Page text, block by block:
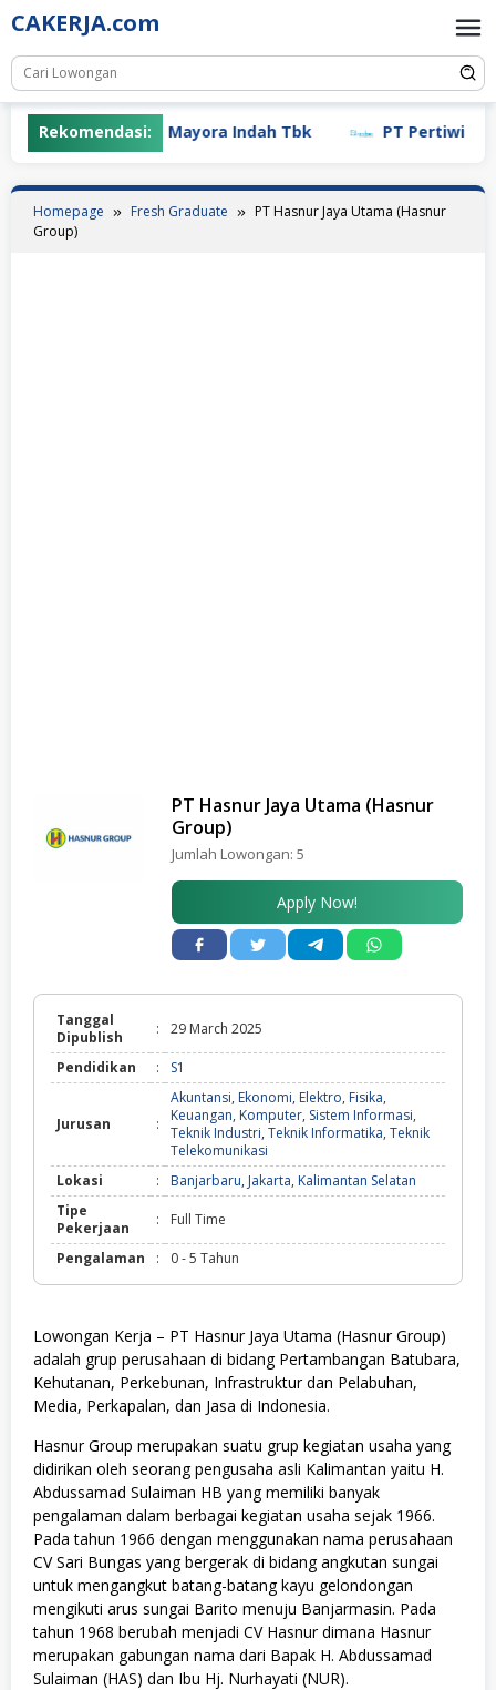
Skip
to
content
CAKERJA.com
Rekomendasi:PT Mayora Indah Tbk PT Pertiwi Agung
Homepage Fresh Graduate
PT Hasnur Jaya Utama (Hasnur
Group)
PT Hasnur Jaya Utama (Hasnur
Group)
Jumlah Lowongan: 5
Apply Now!
Tanggal
Dipublish
: 29 March 2025
Pendidikan : S1
Jurusan :
Akuntansi, Ekonomi, Elektro, Fisika,
Keuangan, Komputer, Sistem Informasi,
Teknik Industri, Teknik Informatika, Teknik
Telekomunikasi
Lokasi
: Banjarbaru, Jakarta, Kalimantan Selatan
Tipe
Pekerjaan
: Full Time
Pengalaman : 0 - 5 Tahun
Lowongan Kerja – PT Hasnur Jaya Utama (Hasnur Group)
adalah grup perusahaan di bidang Pertambangan Batubara,
Kehutanan, Perkebunan, Infrastruktur dan Pelabuhan,
Media, Perkapalan, dan Jasa di Indonesia.
Hasnur Group merupakan suatu grup kegiatan usaha yang
didirikan oleh seorang pengusaha asli Kalimantan yaitu H.
Abdussamad Sulaiman HB yang memiliki banyak
pengalaman dalam berbagai kegiatan usaha sejak 1966.
Pada tahun 1966 dengan menggunakan nama perusahaan
CV Sari Bungas yang bergerak di bidang angkutan sungai
untuk mengangkut batang-batang kayu gelondongan
mengikuti arus sungai Barito menuju Banjarmasin. Pada
tahun 1968 berubah menjadi CV Hasnur dimana Hasnur
merupakan gabungan nama dari Bapak H. Abdussamad
Sulaiman (HAS) dan Ibu Hj. Nurhayati (NUR).